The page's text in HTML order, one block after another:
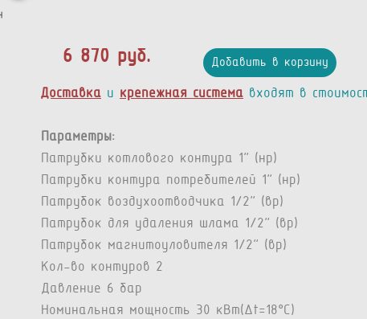
6 870 руб. Добавить в корзину
Доставка и крепежная система входят в
Параметры:
Патрубки котлового контура 1” (нр)
Патрубки контура потребителей 1” (нр)
Патрубок воздухоотводчика 1/2” (вр)
Патрубок для удаления шлама 1/2” (вр)
Патрубок магнитоуловителя 1/2" (вр)
Кол-во контуров 2
Давление 6 бар
Номинальная мощность 30 кВт(Δt=18°C)